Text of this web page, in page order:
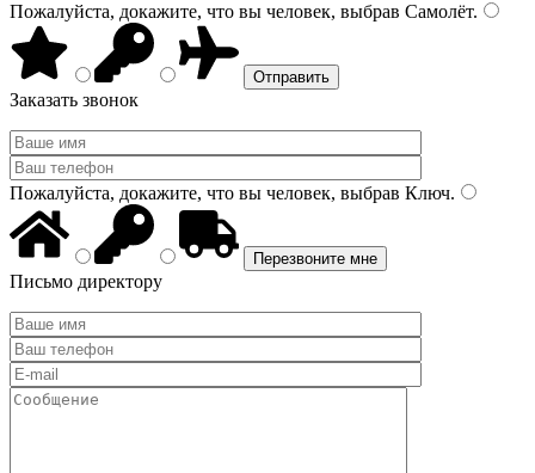
Пожалуйста, докажите, что вы человек, выбрав Самолёт.
Заказать звонок
Пожалуйста, докажите, что вы человек, выбрав Ключ.
Письмо директору